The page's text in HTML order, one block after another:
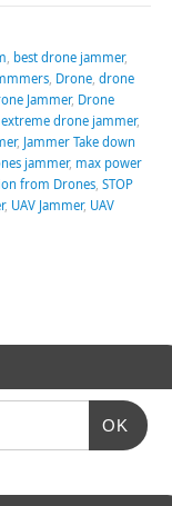
, best drone jammer,
, Drone, drone
Jammer, Drone
extreme drone jammer,
, Jammer Take down
jammer, max power
from Drones, STOP
, UAV Jammer, UAV
OK